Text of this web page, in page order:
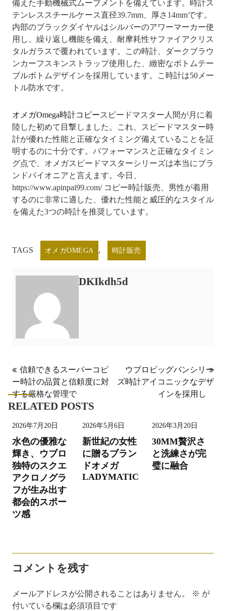
備えた手動機械式ムーブメントを備えています。時計ス
テンレススチールケース直径39.7mm、厚さ14mmです。
内部のブラックダイヤルはシルバーのアワーマーカー使
用し、繰り返し機能を備え、耐摩耗性サファイアクリス
タルガラスで覆われています。この時計、ダークブラウ
ンカーフスキンストラップ使用した、緻密なボトムテー
ブルボトムデザインを採用しています。こ時計は50メー
トル防水です。
オメガOmega時計コピースピードマスター人間が月に着
陸した初めて目撃しました。これ、スピードマスター時
計が優れた性能と正確なタイミング備えていることを証
明するのに十分です。パフォーマンスと正確なタイミン
グ点で、オメガスピードマスターシリーズは本当にブラ
ンドパイオニアと言えます。今日、
https://www.apinpai99.com/ コピー時計販売、男性が着用
するのに非常に適した、優れた性能と威圧的なスタイル
を備えた3つの時計を推奨しています。
TAGS オメガOMEGA , 時計販売
DKIkdh5d
投
稿
ナ
ゲ
ー
シ
ョ
ン
信頼できるスーパーコピ
ー時計の品質と信頼度に対
する厳格な管理で
ウブロビッグバンシリー
ズ時計アイコニックなデザ
インを採用し
RELATED POSTS
2026年7月20日
水色の優雅な
輝き、ウブロ
独特のスクエ
アクロノグラ
フが生み出す
都会的スポー
ツ感
2026年5月6日
新世紀の女性
に贈るブラン
ドオメガ
LADYMATIC
2026年3月20日
30MM贅沢さ
と洗練さが完
璧に融合
コメントを残す
メールアドレスが公開されることはありません。 ※ が
付いている欄は必須項目です